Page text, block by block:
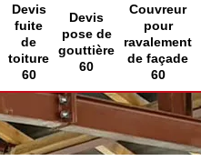
Devis
fuite
de
toiture
60
Devis
pose de
gouttière
60
Couvreur
pour
ravalement
de façade
60